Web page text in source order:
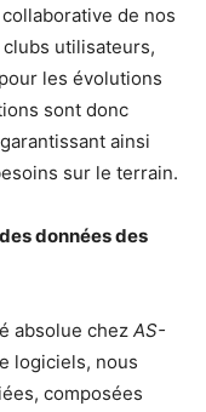
de nos
utilisateurs,
les évolutions
sont donc
ainsi
sur le terrain.
données des
absolue chez AS-
logiciels, nous
composées